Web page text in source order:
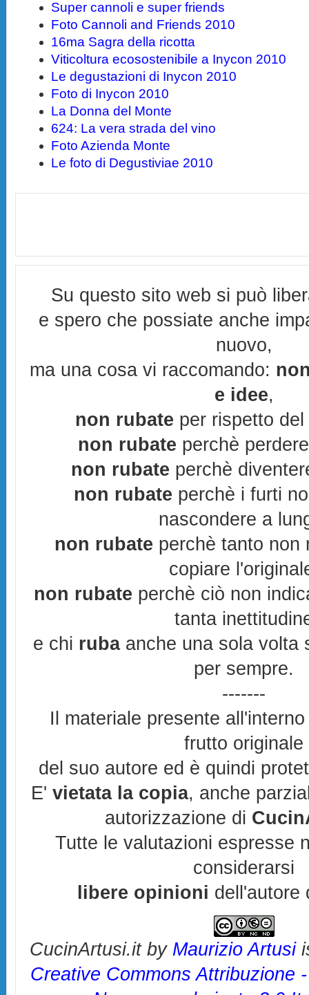
Super cannoli e super friends
Foto Cannoli and Friends 2010
16ma Sagra della ricotta
Viticoltura ecosostenibile a Inycon 2010
Le degustazioni di Inycon 2010
Foto di Inycon 2010
La Donna del Monte
624: La vera strada del vino
Foto Azienda Monte
Le foto di Degustiviae 2010
Su questo sito web si può
e spero che possiate anche
nuovo,
ma una cosa vi raccomando:
e idee,
non rubate per rispetto
non rubate perchè
non rubate perchè
non rubate perchè i furti
nascondere a
non rubate perchè tanto non
copiare
non rubate perchè ciò non
tanta
e chi rubaanche una sola volta
per sempre.
-------
Il materiale presente
frutto originale
del suo autore ed è quindi
E'vietata la copia, anche
autorizzazione di
Tutte le valutazioni espresse
considerarsi
libere opinioni dell'autore
CucinArtusi.itby Maurizio Artusi
Creative Commons Attribuzione